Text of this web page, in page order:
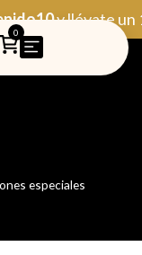
y llévate un
0
especiales